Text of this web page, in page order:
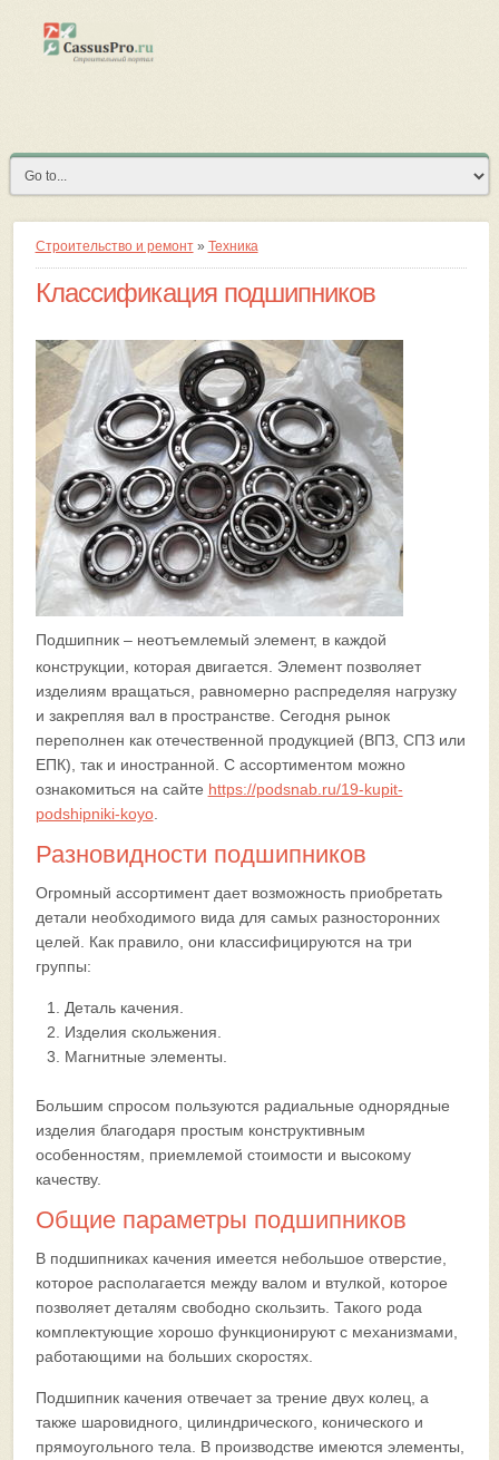
Строительство и ремонт» Техника
Классификация подшипников
Подшипник – неотъемлемый элемент, в каждой
конструкции, которая двигается. Элемент позволяет
изделиям вращаться, равномерно распределяя нагрузку
и закрепляя вал в пространстве. Сегодня рынок
переполнен как отечественной продукцией (ВПЗ, СПЗ или
ЕПК), так и иностранной. С ассортиментом можно
ознакомиться на сайте https://podsnab.ru/19-kupit-
podshipniki-koyo.
Разновидности подшипников
Огромный ассортимент дает возможность приобретать
детали необходимого вида для самых разносторонних
целей. Как правило, они классифицируются на три
группы:
Деталь качения.
Изделия скольжения.
Магнитные элементы.
Большим спросом пользуются радиальные однорядные
изделия благодаря простым конструктивным
особенностям, приемлемой стоимости и высокому
качеству.
Общие параметры подшипников
В подшипниках качения имеется небольшое отверстие,
которое располагается между валом и втулкой, которое
позволяет деталям свободно скользить. Такого рода
комплектующие хорошо функционируют с механизмами,
работающими на больших скоростях.
Подшипник качения отвечает за трение двух колец, а
также шаровидного, цилиндрического, конического и
прямоугольного тела. В производстве имеются элементы,